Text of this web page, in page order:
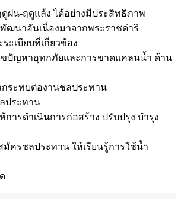
ฝน-ฤดูแล้ง ได้อย่างมีประสิทธิภาพ
ฒนาอันเนื่องมาจากพระราชดำริ
ะเบียบที่เกี่ยวข้อง
ขปัญหาอุทกภัยและการขาดแคลนน้ำ ด้าน
ระทบต่องานชลประทาน
ประทาน
ารดำเนินการก่อสร้าง ปรับปรุง บำรุง
ครชลประทาน ให้เรียนรู้การใช้น้ำ